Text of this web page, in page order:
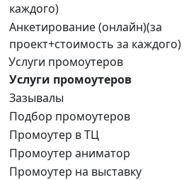
каждого)
Анкетирование (онлайн)(за
проект+стоимость за каждого)
Услуги промоутеров
Услуги промоутеров
Зазывалы
Подбор промоутеров
Промоутер в ТЦ
Промоутер аниматор
Промоутер на выставку